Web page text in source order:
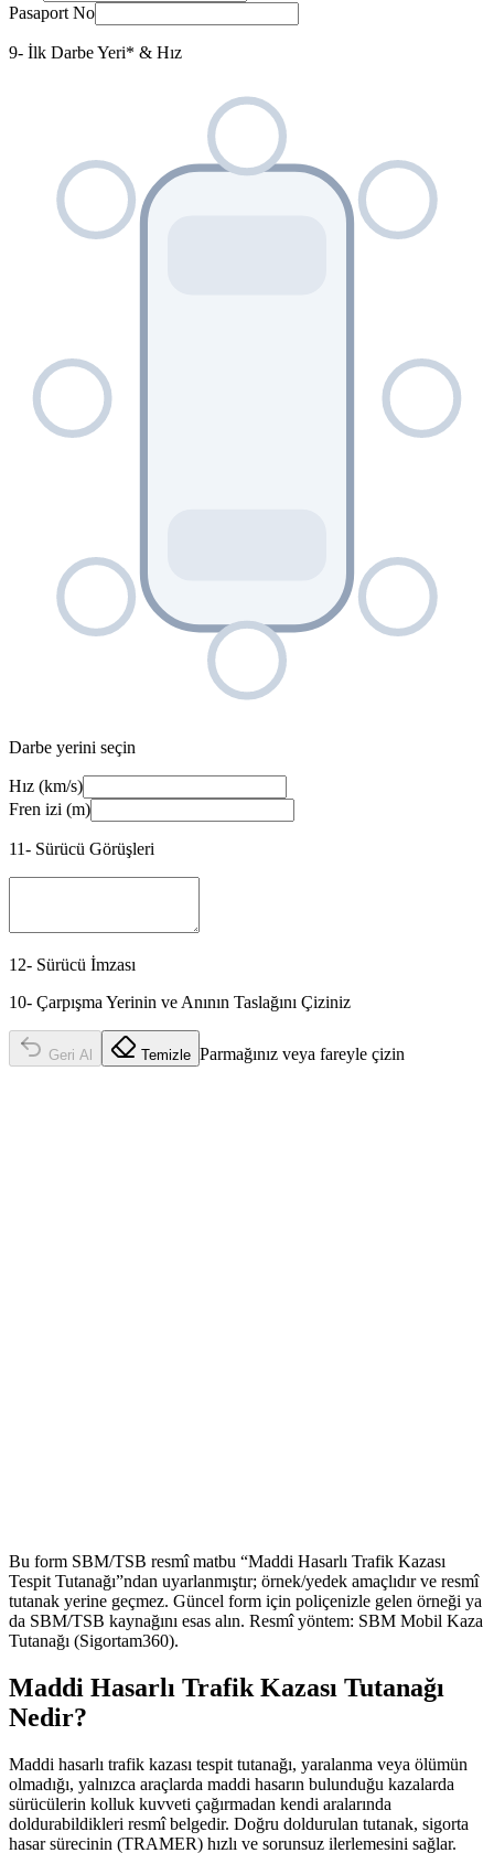
Pasaport No
9- İlk Darbe Yeri* & Hız
ön
Darbe yerini seçin
Hız (km/s)
Fren izi (m)
11- Sürücü Görüşleri
12- Sürücü İmzası
10- Çarpışma Yerinin ve Anının Taslağını Çiziniz
Geri Al Temizle Parmağınız veya fareyle çizin
Bu form SBM/TSB resmî matbu “Maddi Hasarlı Trafik Kazası
Tespit Tutanağı”ndan uyarlanmıştır; örnek/yedek amaçlıdır ve resmî
tutanak yerine geçmez. Güncel form için poliçenizle gelen örneği ya
da SBM/TSB kaynağını esas alın. Resmî yöntem: SBM Mobil Kaza
Tutanağı (Sigortam360).
Maddi Hasarlı Trafik Kazası Tutanağı
Nedir?
Maddi hasarlı trafik kazası tespit tutanağı, yaralanma veya ölümün
olmadığı, yalnızca araçlarda maddi hasarın bulunduğu kazalarda
sürücülerin kolluk kuvveti çağırmadan kendi aralarında
doldurabildikleri resmî belgedir. Doğru doldurulan tutanak, sigorta
hasar sürecinin (TRAMER) hızlı ve sorunsuz ilerlemesini sağlar.